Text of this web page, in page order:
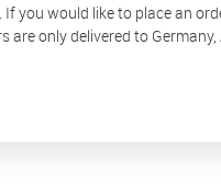
you would like to place an
are only delivered to